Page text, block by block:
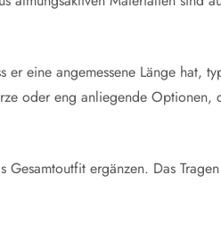
eine angemessene Länge hat,
oder eng anliegende Optionen,
ergänzen. Das